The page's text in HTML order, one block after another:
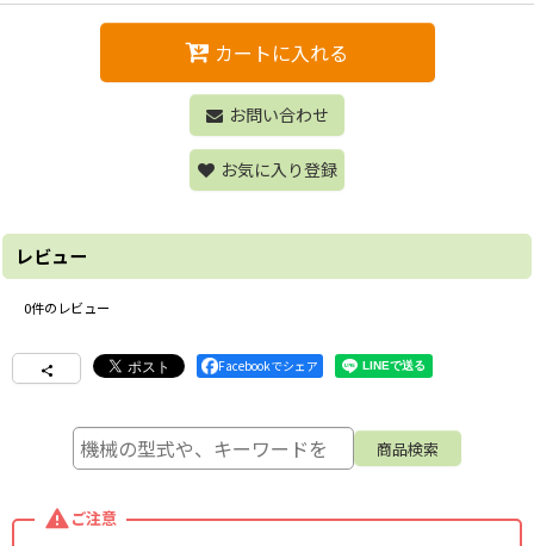
カートに入れる
お問い合わせ
お気に入り登録
レビュー
0件のレビュー
Facebookでシェア
ご注意